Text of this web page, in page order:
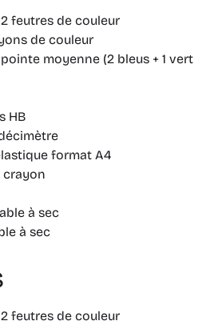
feutres de couleur
de couleur
moyenne (2 bleus + 1 vert
HB
format A4
crayon
à sec
à sec
feutres de couleur